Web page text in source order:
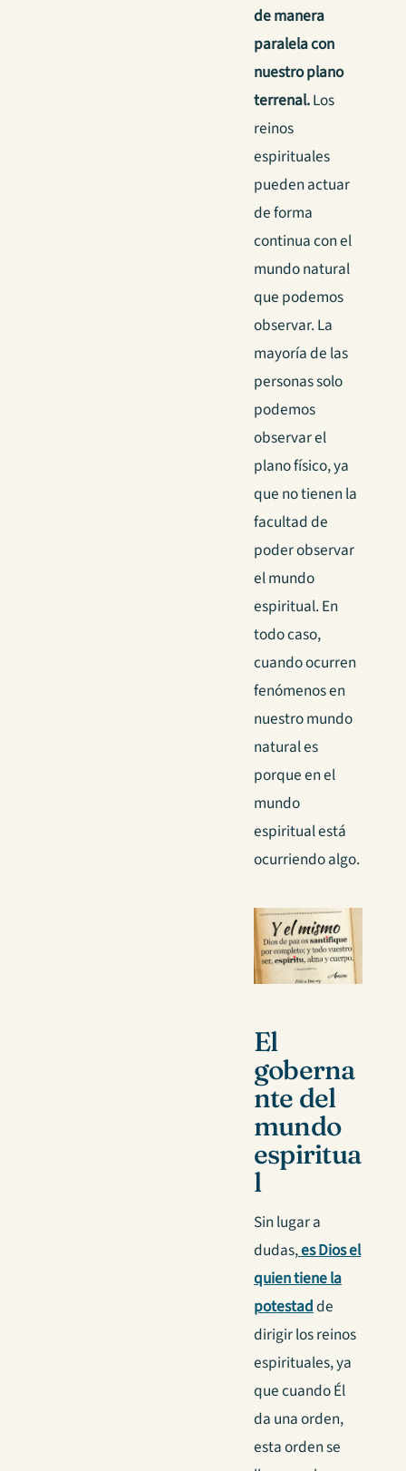
de manera
paralela con
nuestro plano
terrenal.Los
reinos
espirituales
pueden actuar
de forma
continua con el
mundo natural
que podemos
observar. La
mayoría de las
personas solo
podemos
observar el
plano físico, ya
que no tienen la
facultad de
poder observar
el mundo
espiritual. En
todo caso,
cuando ocurren
fenómenos en
nuestro mundo
natural es
porque en el
mundo
espiritual está
ocurriendo algo.
El
goberna
nte del
mundo
espiritua
l
Sin lugar a
dudas,es Dios el
quien tiene la
potestadde
dirigir los reinos
espirituales, ya
que cuando Él
da una orden,
esta orden se